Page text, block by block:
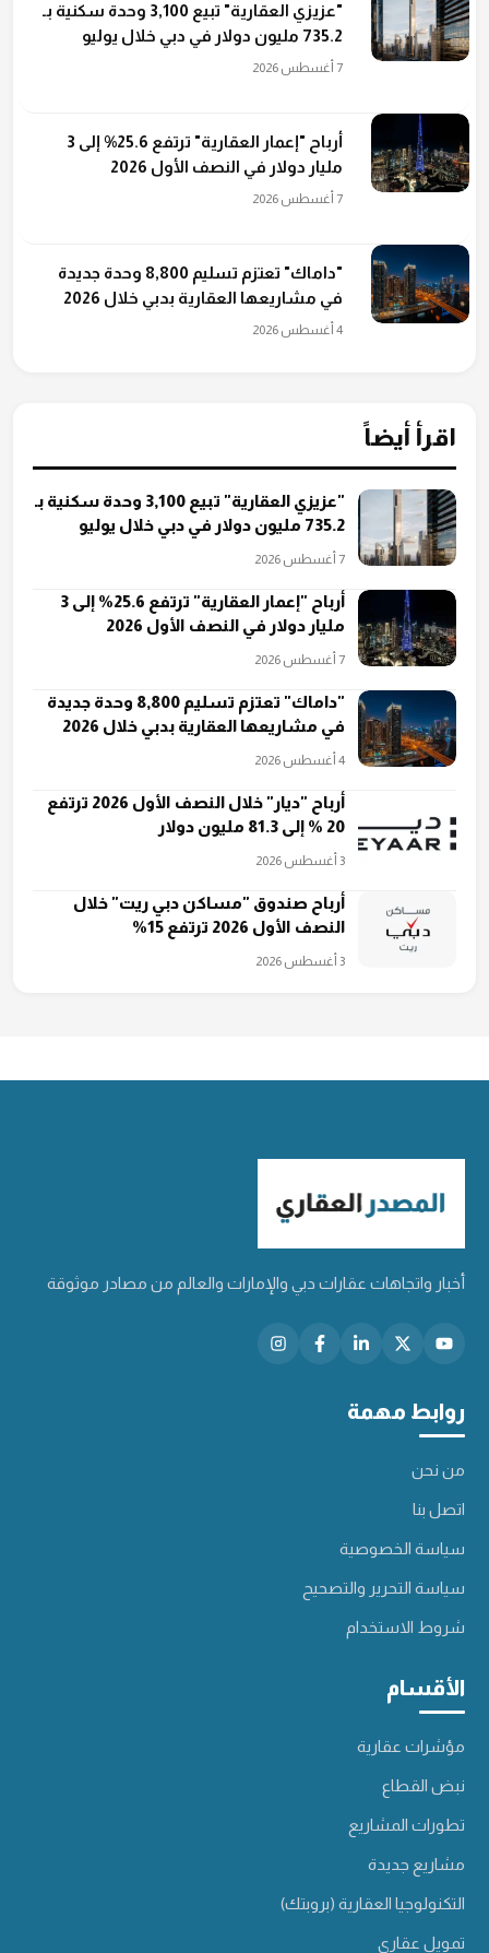
"عزيزي العقارية" تبيع 3,100 وحدة سكنية بـ
735.2 مليون دولار في دبي خلال يوليو
7 أغسطس 2026
أرباح "إعمار العقارية" ترتفع 25.6% إلى 3
مليار دولار في النصف الأول 2026
7 أغسطس 2026
"داماك" تعتزم تسليم 8,800 وحدة جديدة
في مشاريعها العقارية بدبي خلال 2026
4 أغسطس 2026
اقرأ أيضاً
"عزيزي العقارية" تبيع 3,100 وحدة سكنية بـ
735.2 مليون دولار في دبي خلال يوليو
7 أغسطس 2026
أرباح "إعمار العقارية" ترتفع 25.6% إلى 3
مليار دولار في النصف الأول 2026
7 أغسطس 2026
"داماك" تعتزم تسليم 8,800 وحدة جديدة
في مشاريعها العقارية بدبي خلال 2026
4 أغسطس 2026
أرباح "ديار" خلال النصف الأول 2026 ترتفع
20 % إلى 81.3 مليون دولار
3 أغسطس 2026
أرباح صندوق "مساكن دبي ريت" خلال
النصف الأول 2026 ترتفع 15%
3 أغسطس 2026
أخبار واتجاهات عقارات دبي والإمارات والعالم من مصادر موثوقة
روابط مهمة
من نحن
اتصل بنا
سياسة الخصوصية
سياسة التحرير والتصحيح
شروط الاستخدام
الأقسام
مؤشرات عقارية
نبض القطاع
تطورات المشاريع
مشاريع جديدة
التكنولوجيا العقارية (بروبتك)
تمويل عقاري